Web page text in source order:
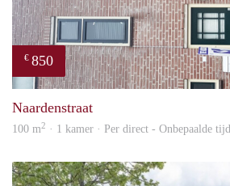
€ 850
Naardenstraat
100 m2 · 1 kamer · Per direct - Onbepaalde tijd